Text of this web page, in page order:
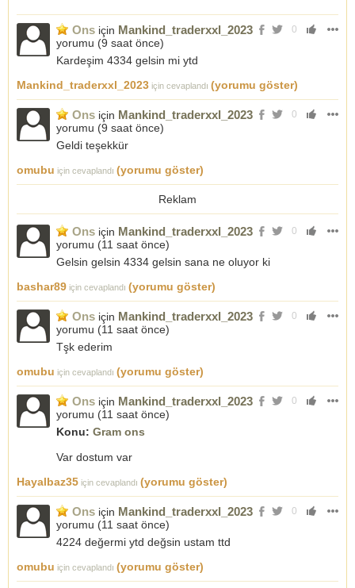
0
Ons için Mankind_traderxxl_2023
yorumu (9 saat önce)
Kardeşim 4334 gelsin mi ytd
Mankind_traderxxl_2023 için cevaplandı (yorumu göster)
0
Ons için Mankind_traderxxl_2023
yorumu (9 saat önce)
Geldi teşekkür
omubu için cevaplandı (yorumu göster)
Reklam
0
Ons için Mankind_traderxxl_2023
yorumu (11 saat önce)
Gelsin gelsin 4334 gelsin sana ne oluyor ki
bashar89 için cevaplandı (yorumu göster)
0
Ons için Mankind_traderxxl_2023
yorumu (11 saat önce)
Tşk ederim
omubu için cevaplandı (yorumu göster)
0
Ons için Mankind_traderxxl_2023
yorumu (11 saat önce)
Konu: Gram ons
Var dostum var
Hayalbaz35 için cevaplandı (yorumu göster)
0
Ons için Mankind_traderxxl_2023
yorumu (11 saat önce)
4224 değermi ytd değsin ustam ttd
omubu için cevaplandı (yorumu göster)